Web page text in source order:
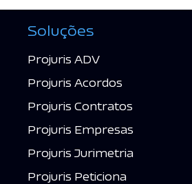
Soluções
Projuris ADV
Projuris Acordos
Projuris Contratos
Projuris Empresas
Projuris Jurimetria
Projuris Peticiona